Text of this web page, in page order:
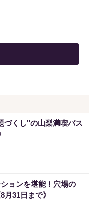
づくし"の山梨満喫バス
ョンを堪能！穴場の
月31日まで》